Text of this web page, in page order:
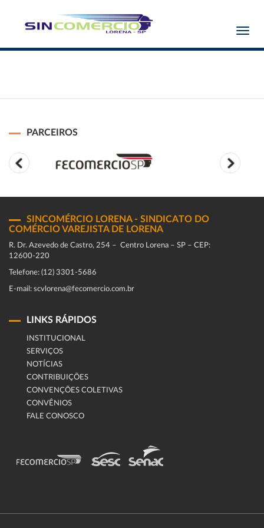
PARCEIROS
SINCOMÉRCIO LORENA - SINDICATO DO
COMÉRCIO VAREJISTA DE LORENA
R. Dr. Azevedo de Castro, 254 – Centro Lorena – SP – CEP:
12600-220
Telefone: (12) 3301-5686
E-mail: scvlorena@fecomercio.com.br
LINKS RÁPIDOS
INSTITUCIONAL
SERVIÇOS
NOTÍCIAS
CONTRIBUIÇÕES
CONVENÇÕES COLETIVAS
CONVÊNIOS
FALE CONOSCO